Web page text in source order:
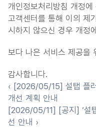
개인정보처리방침 개정
고객센터를 통해 이의 제
시하지 않으신 경우 개정
보다 나은 서비스 제공을
감사합니다.
‹ [2026/05/15] 설탭 플
개선 계획 안내
[2026/05/11] [공지] ‘설
선 안내 ›